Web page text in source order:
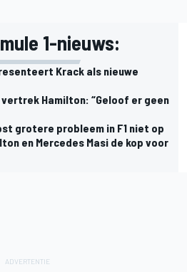
1-nieuws:
Krack als nieuwe
Hamilton: “Geloof er geen
grotere probleem in F1 niet op
en Mercedes Masi de kop voor